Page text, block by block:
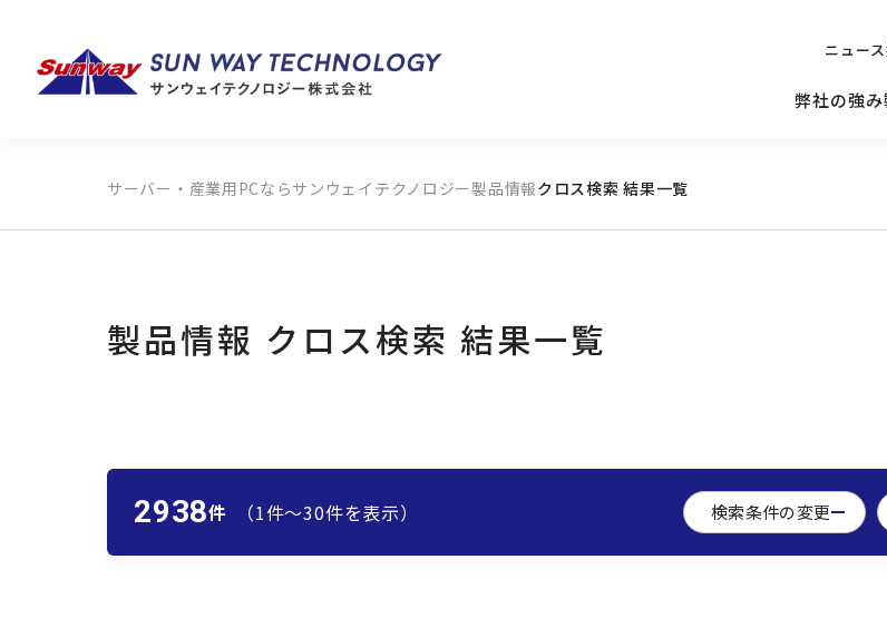
ニュース
弊社の強み
製品カテゴリから探す
メーカーから探す
サーバー
サーバー・産業用PCならサンウェイテクノロジー製品情報クロス検索 結果一覧
製品情報 クロス検索 結果一覧
2938件 （1件〜30件を表示） 検索条件の変更